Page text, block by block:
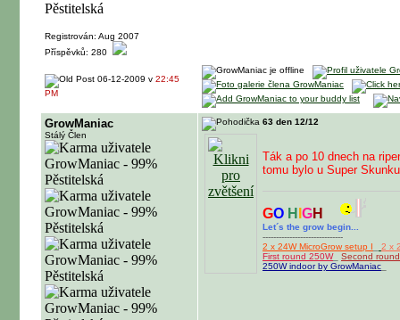
Registrován: Aug 2007
Příspěvků: 280
06-12-2009 v 22:45
PM
GrowManiac
Stálý Člen
63 den 12/12
Ták a po 10 dnech na
tomu bylo u Super
GO H GH
Let´s the grow begin...
------------------------------
2 x 24W MicroGrow setup I
2 x
First round 250W_ Second
250W indoor by GrowManiac